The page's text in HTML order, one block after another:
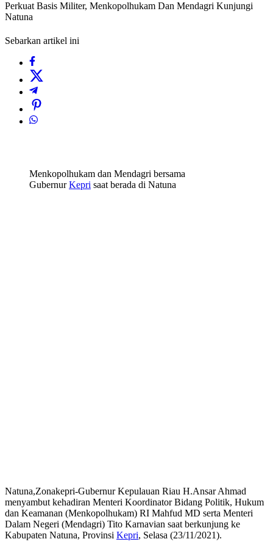
Perkuat Basis Militer, Menkopolhukam Dan Mendagri Kunjungi
Natuna
Sebarkan artikel ini
Menkopolhukam dan Mendagri bersama
GubernurKepri saat berada di Natuna
Natuna,Zonakepri-Gubernur Kepulauan Riau H.Ansar Ahmad
menyambut kehadiran Menteri Koordinator Bidang Politik, Hukum
dan Keamanan (Menkopolhukam) RI Mahfud MD serta Menteri
Dalam Negeri (Mendagri) Tito Karnavian saat berkunjung ke
Kabupaten Natuna, Provinsi Kepri, Selasa (23/11/2021).